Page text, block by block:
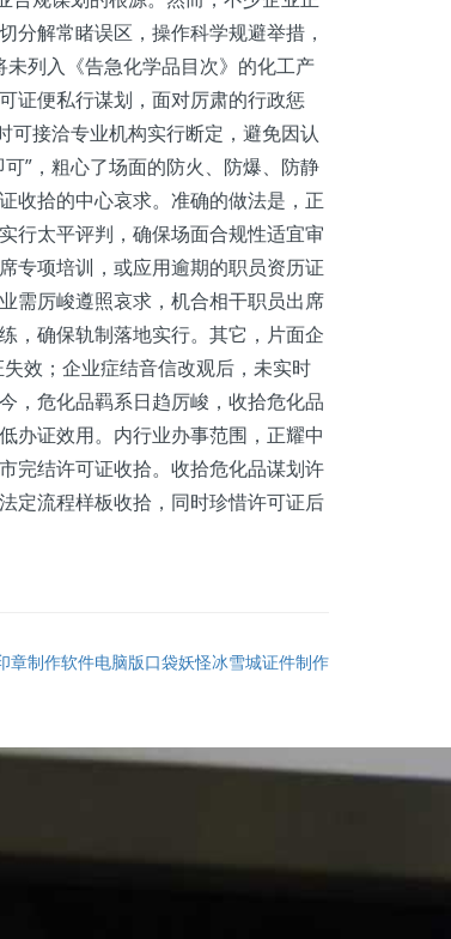
解常睹误区，操作科学规避举措，
未列入《告急化学品目次》的化工产
证便私行谋划，面对厉肃的行政惩
可接洽专业机构实行断定，避免因认
”，粗心了场面的防火、防爆、防静
收拾的中心哀求。准确的做法是，正
行太平评判，确保场面合规性适宜审
专项培训，或应用逾期的职员资历证
需厉峻遵照哀求，机合相干职员出席
，确保轨制落地实行。其它，片面企
效；企业症结音信改观后，未实时
，危化品羁系日趋厉峻，收拾危化品
办证效用。内行业办事范围，正耀中
完结许可证收拾。收拾危化品谋划许
定流程样板收拾，同时珍惜许可证后
章制作软件电脑版口袋妖怪冰雪城证件制作